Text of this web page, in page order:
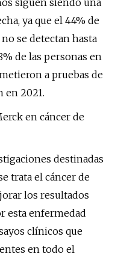
siguen siendo una
ya que el 44% de
se detectan hasta
de las personas en
a pruebas de
en 2021.
en cáncer de
destinadas
trata el cáncer de
los resultados
esta enfermedad
clínicos que
en todo el